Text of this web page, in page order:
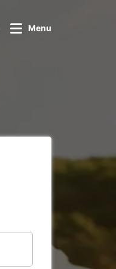
Menu